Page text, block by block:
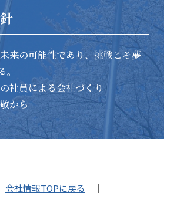
来の可能性であり、挑戦こそ夢
社員による会社づくり
から
会社情報TOPに戻る ｜